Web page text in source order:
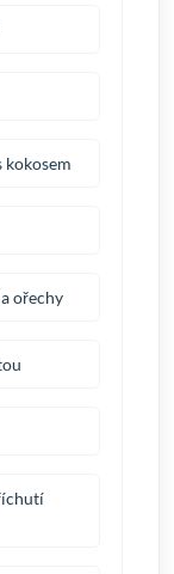
kokosem
ořechy